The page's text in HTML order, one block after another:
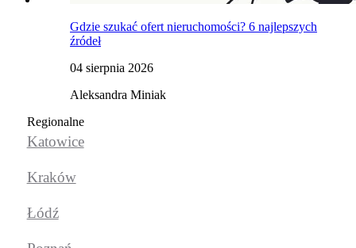
Gdzie szukać ofert nieruchomości? 6 najlepszych
źródeł
04 sierpnia 2026
Aleksandra Miniak
Regionalne
Katowice
Kraków
Łódź